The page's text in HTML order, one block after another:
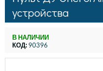
устройства
В НАЛИЧИИ
КОД: 90396